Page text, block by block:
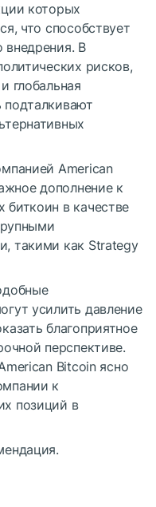
которых
что способствует
внедрения. В
рисков,
глобальная
подталкивают
American
дополнение к
в качестве
такими как Strategy
усилить давление
благоприятное
перспективе.
Bitcoin ясно
к
позиций в